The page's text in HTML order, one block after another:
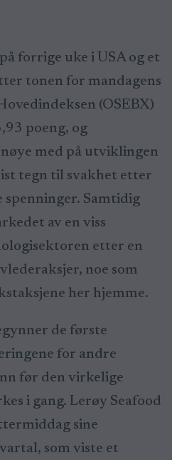
forrige uke i USA og et
tonen for mandagens
(OSEBX)
poeng, og
med på utviklingen
tegn til svakhet etter
Samtidig
av en viss
etter en
noe som
her hjemme.
de første
for andre
før den virkelige
i gang. Lerøy Seafood
sine
som viste et